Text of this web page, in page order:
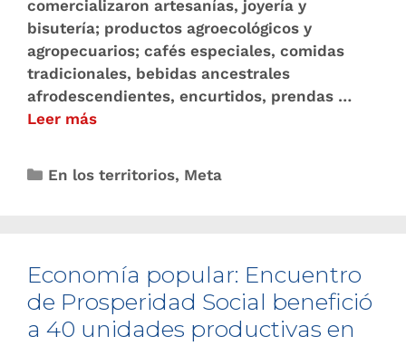
comercializaron artesanías, joyería y
bisutería; productos agroecológicos y
agropecuarios; cafés especiales, comidas
tradicionales, bebidas ancestrales
afrodescendientes, encurtidos, prendas …
Leer más
En los territorios, Meta
Economía popular: Encuentro
de Prosperidad Social benefició
a 40 unidades productivas en